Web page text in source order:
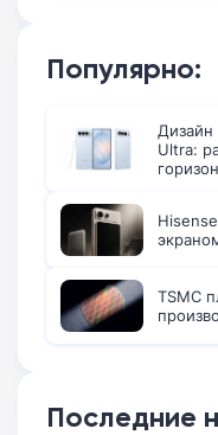
Популярно:
Дизайн
Ultra:
TSMC
Последние